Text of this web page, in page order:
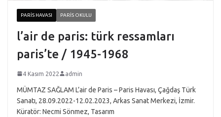
PARIS HAVASI PARIS OKULU
l’air de paris: türk ressamları
paris’te / 1945-1968
4 Kasım 2022 admin
MÜMTAZ SAĞLAM L’air de Paris – Paris Havası, Çağdaş Türk
Sanatı, 28.09.2022-12.02.2023, Arkas Sanat Merkezi, İzmir.
Küratör: Necmi Sönmez, Tasarım